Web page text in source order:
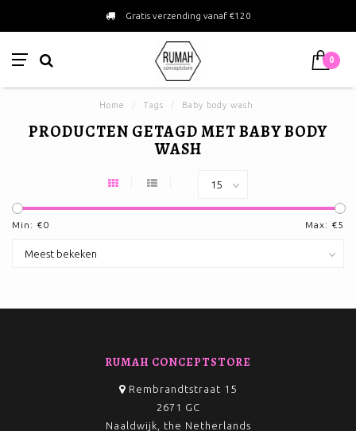
Gratis verzending vanaf €120
0
Home Tags Baby body wash
PRODUCTEN GETAGD MET BABY BODY
WASH
Min: €0 Max: €5
RUMAH CONCEPTSTORE
Rembrandtstraat 15
2671 GC
Naaldwijk, the Netherlands